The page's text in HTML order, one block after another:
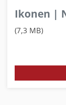
Ikonen |
(7,3 MB)